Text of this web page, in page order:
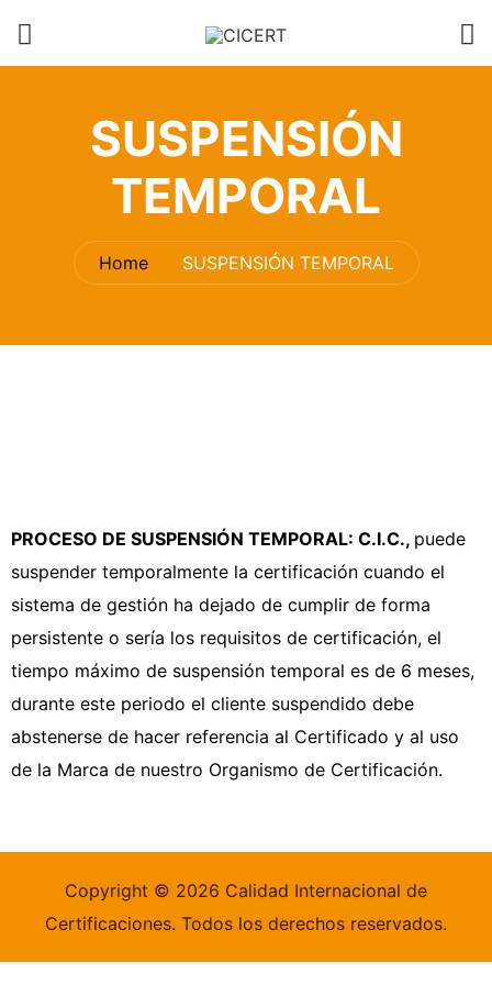
SUSPENSIÓN
TEMPORAL
Home SUSPENSIÓN TEMPORAL
PROCESO DE SUSPENSIÓN TEMPORAL: C.I.C., puede
suspender temporalmente la certificación cuando el
sistema de gestión ha dejado de cumplir de forma
persistente o sería los requisitos de certificación, el
tiempo máximo de suspensión temporal es de 6 meses,
durante este periodo el cliente suspendido debe
abstenerse de hacer referencia al Certificado y al uso
de la Marca de nuestro Organismo de Certificación.
Copyright © 2026 Calidad Internacional de
Certificaciones. Todos los derechos reservados.